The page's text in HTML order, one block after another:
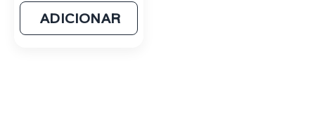
ADICIONAR